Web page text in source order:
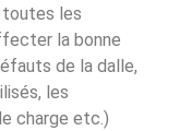
les
la bonne
de la dalle,
les
charge etc.)